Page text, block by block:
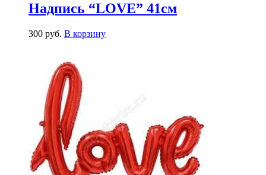
Надпись “LOVE” 41см
300 руб. В корзину